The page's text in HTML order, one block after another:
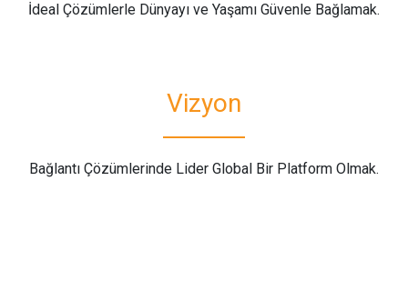
İdeal Çözümlerle Dünyayı ve Yaşamı Güvenle Bağlamak.
Vizyon
Bağlantı Çözümlerinde Lider Global Bir Platform Olmak.